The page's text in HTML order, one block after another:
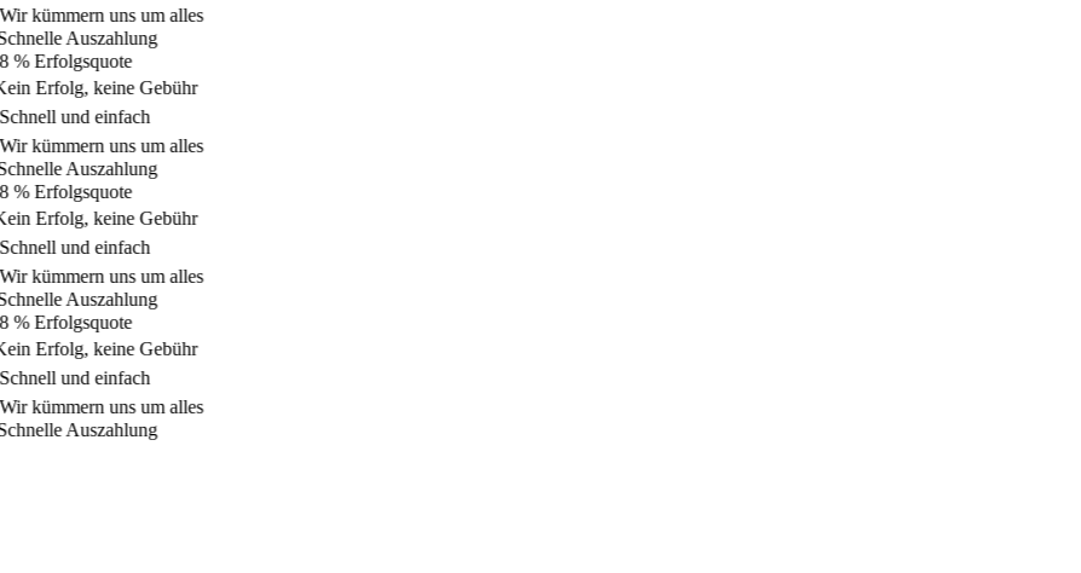
kümmern uns um alles
Auszahlung
% Erfolgsquote
Erfolg, keine Gebühr
und einfach
kümmern uns um alles
Auszahlung
% Erfolgsquote
Erfolg, keine Gebühr
und einfach
kümmern uns um alles
Auszahlung
% Erfolgsquote
Erfolg, keine Gebühr
und einfach
kümmern uns um alles
Auszahlung